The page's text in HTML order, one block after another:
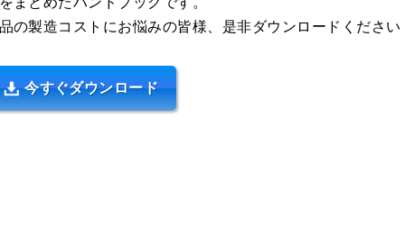
の製造コストにお悩みの皆様、是非ダウンロードください
今すぐダウンロード